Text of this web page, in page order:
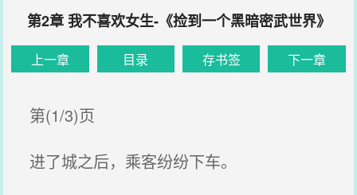
第2章 我不喜欢女生-《捡到一个黑暗密武世界》
上一章 目录 存书签 下一章
第(1/3)页
进了城之后，乘客纷纷下车。